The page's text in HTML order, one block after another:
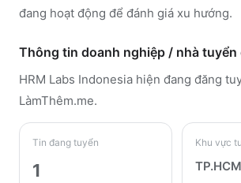
đang hoạt động để đánh giá xu hướng.
Thông tin doanh nghiệp / nhà tuyển
HRM Labs Indonesia hiện đang đăng
LàmThêm.me.
Tin đang tuyển
1
Khu vực
TP.HCM